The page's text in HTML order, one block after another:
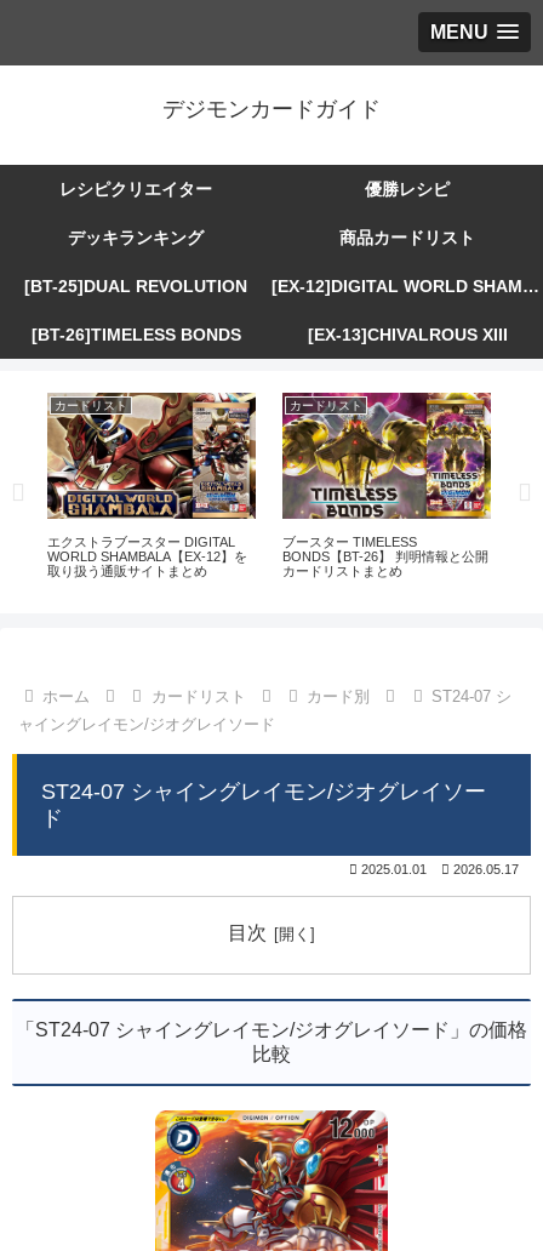
MENU
デジモンカードガイド
レシピクリエイター 優勝レシピ
デッキランキング 商品カードリスト
[BT-25]DUAL REVOLUTION [EX-12]DIGITAL WORLD SHAMBALA
[BT-26]TIMELESS BONDS [EX-13]CHIVALROUS XIII
カードリスト
エクストラブースター DIGITAL
WORLD SHAMBALA【EX-12】を
取り扱う通販サイトまとめ
カードリスト
ブースター TIMELESS
BONDS【BT-26】 判明情報と公開
カードリストまとめ
ホーム カードリスト カード別
ST24-07 シ
ャイングレイモン/ジオグレイソード
ST24-07 シャイングレイモン/ジオグレイソー
ド
2025.01.01 2026.05.17
目次
「ST24-07 シャイングレイモン/ジオグレイソード」の価格
比較